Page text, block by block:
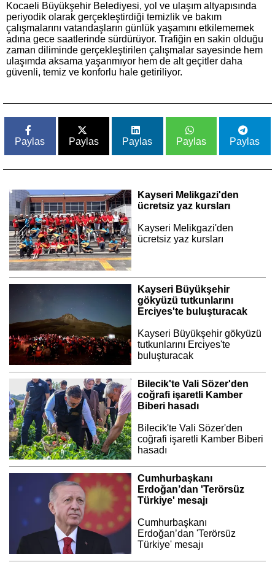
Kocaeli Büyükşehir Belediyesi, yol ve ulaşım altyapısında
periyodik olarak gerçekleştirdiği temizlik ve bakım
çalışmalarını vatandaşların günlük yaşamını etkilememek
adına gece saatlerinde sürdürüyor. Trafiğin en sakin olduğu
zaman diliminde gerçekleştirilen çalışmalar sayesinde hem
ulaşımda aksama yaşanmıyor hem de alt geçitler daha
güvenli, temiz ve konforlu hale getiriliyor.
Paylas Paylas Paylas Paylas Paylas
Kayseri Melikgazi'den
ücretsiz yaz kursları
Kayseri Melikgazi'den
ücretsiz yaz kursları
Kayseri Büyükşehir
gökyüzü tutkunlarını
Erciyes'te buluşturacak
Kayseri Büyükşehir gökyüzü
tutkunlarını Erciyes'te
buluşturacak
Bilecik'te Vali Sözer'den
coğrafi işaretli Kamber
Biberi hasadı
Bilecik'te Vali Sözer'den
coğrafi işaretli Kamber Biberi
hasadı
Cumhurbaşkanı
Erdoğan’dan 'Terörsüz
Türkiye' mesajı
Cumhurbaşkanı
Erdoğan’dan 'Terörsüz
Türkiye' mesajı